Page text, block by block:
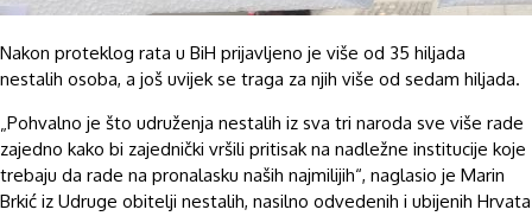
Nakon proteklog rata u BiH prijavljeno je više od 35 hiljada
nestalih osoba, a još uvijek se traga za njih više od sedam hiljada.
„Pohvalno je što udruženja nestalih iz sva tri naroda sve više rade
zajedno kako bi zajednički vršili pritisak na nadležne institucije koje
trebaju da rade na pronalasku naših najmilijih“, naglasio je Marin
Brkić iz Udruge obitelji nestalih, nasilno odvedenih i ubijenih Hrvata